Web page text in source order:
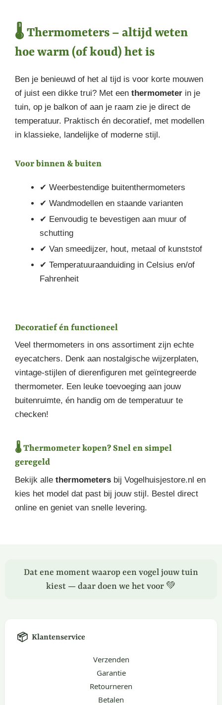
🌡️ Thermometers – altijd weten
hoe warm (of koud) het is
Ben je benieuwd of het al tijd is voor korte mouwen
of juist een dikke trui? Met een thermometer in je
tuin, op je balkon of aan je raam zie je direct de
temperatuur. Praktisch én decoratief, met modellen
in klassieke, landelijke of moderne stijl.
Voor binnen & buiten
✔ Weerbestendige buitenthermometers
✔ Wandmodellen en staande varianten
✔ Eenvoudig te bevestigen aan muur of
schutting
✔ Van smeedijzer, hout, metaal of kunststof
✔ Temperatuuraanduiding in Celsius en/of
Fahrenheit
Decoratief én functioneel
Veel thermometers in ons assortiment zijn echte
eyecatchers. Denk aan nostalgische wijzerplaten,
vintage-stijlen of dierenfiguren met geïntegreerde
thermometer. Een leuke toevoeging aan jouw
buitenruimte, én handig om de temperatuur te
checken!
🌡️ Thermometer kopen? Snel en simpel
geregeld
Bekijk alle thermometers bij Vogelhuisjestore.nl en
kies het model dat past bij jouw stijl. Bestel direct
online en geniet van snelle levering.
Dat ene moment waarop een vogel jouw tuin
kiest — daar doen we het voor 💚
📦 Klantenservice
Verzenden
Garantie
Retourneren
Betalen